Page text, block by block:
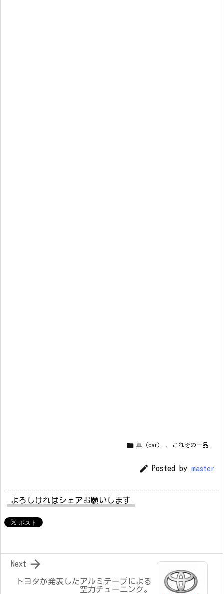
 車（car） これぞの一品
 Posted by master
よろしければシェアお願いします
トヨタが発表したアルミテープによる
空力チューニング。

Next